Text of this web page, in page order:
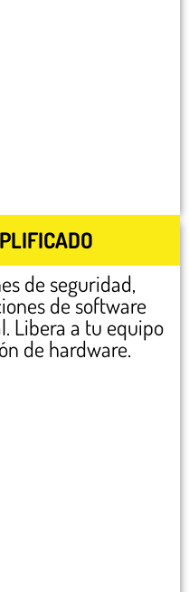
de seguridad,
de software
Libera a tu equipo
de hardware.